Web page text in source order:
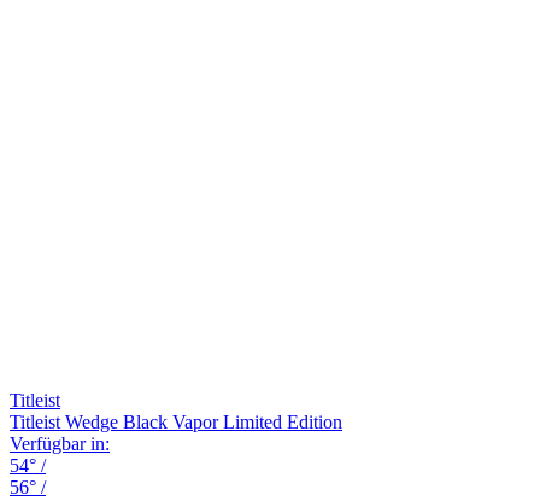
Titleist
Titleist Wedge Black Vapor Limited Edition
Verfügbar in:
54° /
56° /